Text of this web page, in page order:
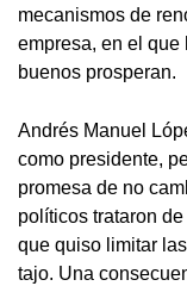
mecanismos de
empresa, en el
buenos prosperan.
Andrés Manuel
como presidente,
promesa de no
políticos trataron
que quiso limitar
tajo. Una